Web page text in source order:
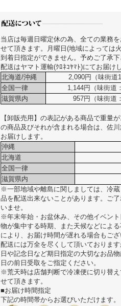
当店は毎週日曜定休の為、全ての業務を
せて頂きます。月曜日(地域によっては
到着日指定ができません。予めご了承下
配送はヤマト運輸(ｸﾛﾈｺﾔﾏﾄ)にてお届け
北海道/沖縄
2,090円（味街道
全国一律
1,144円（味街道
滋賀県内
957円（味街道
【卸販売用】の表記がある商品で重量
の商品及びそれが含まれる場合は、佐
お届けします。
沖縄
北海道
全国一律
滋賀県内
※一部地域や離島に関しましては、冷
品を配送出来ないことがあります。ご了
いませ。
※年末年始・お盆休み、その他イベン
物が集中する時期、また天候などによる
により、お届け時間が遅れる場合もござ
配送には万全を尽くして頂いておりま
日や記念日など期日指定の大切なお品物
日の前日受取をご指定ください。
※荒天時は店舗判断で冷凍便に切り替え
せて頂きます。
■お届け時間指定
下記の時間帯からお選びいただけます。